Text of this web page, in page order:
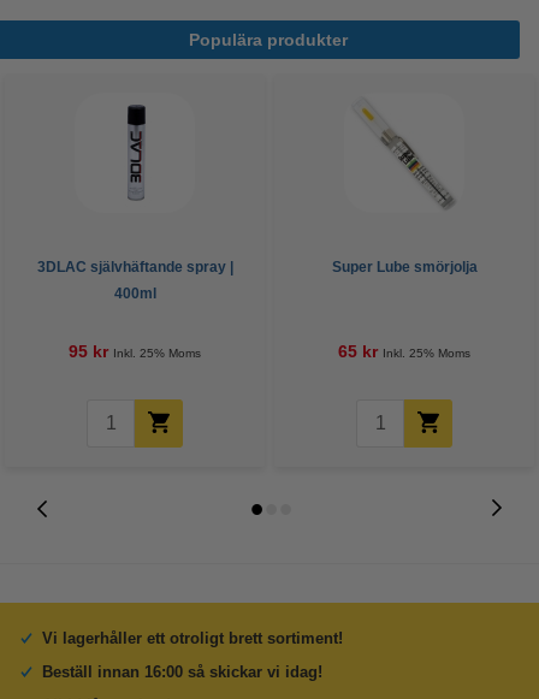
Populära produkter
3DLAC självhäftande spray |
400ml
95 kr Inkl. 25% Moms
Super Lube smörjolja
65 kr Inkl. 25% Moms
Vi lagerhåller ett otroligt brett sortiment!
Beställ innan 16:00 så skickar vi idag!